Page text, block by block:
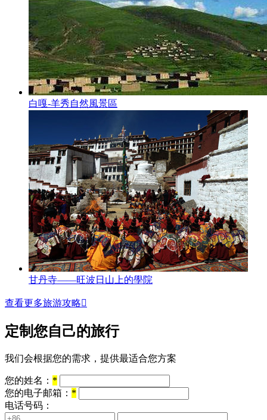
白嘎-羊秀自然風景區
甘丹寺——旺波日山上的學院
查看更多旅游攻略
定制您自己的旅行
我们会根据您的需求，提供最适合您方案
您的姓名： *
您的电子邮箱： *
电话号码：